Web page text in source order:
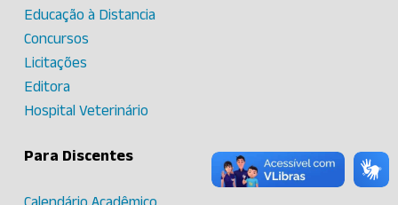
Educação à Distancia
Concursos
Licitações
Editora
Hospital Veterinário
Para Discentes
Calendário Acadêmico